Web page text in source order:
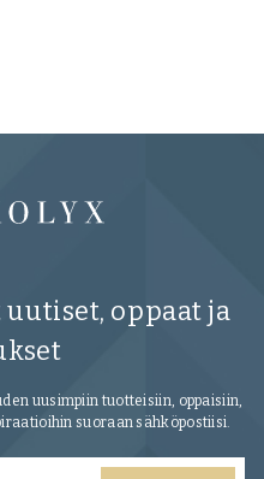
oppaat ja
uusimpiin tuotteisiin, oppaisiin,
suoraan sähköpostiisi.